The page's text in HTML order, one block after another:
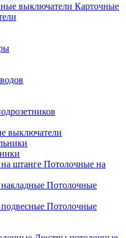
Карточные
выключатели
Потолочные на
Потолочные
Потолочные